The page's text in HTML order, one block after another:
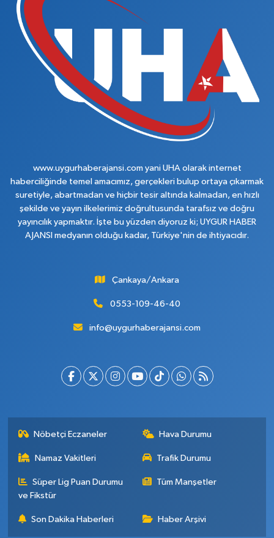
www.uygurhaberajansi.com yani UHA olarak internet
haberciliğinde temel amacımız, gerçekleri bulup ortaya çıkarmak
suretiyle, abartmadan ve hiçbir tesir altında kalmadan, en hızlı
şekilde ve yayın ilkelerimiz doğrultusunda tarafsız ve doğru
yayıncılık yapmaktır. İşte bu yüzden diyoruz ki; UYGUR HABER
AJANSI medyanın olduğu kadar, Türkiye'nin de ihtiyacıdır.
Çankaya/Ankara
0553-109-46-40
info@uygurhaberajansi.com
Nöbetçi Eczaneler Hava Durumu
Namaz Vakitleri Trafik Durumu
Süper Lig Puan Durumu
ve Fikstür
Tüm Manşetler
Son Dakika Haberleri Haber Arşivi